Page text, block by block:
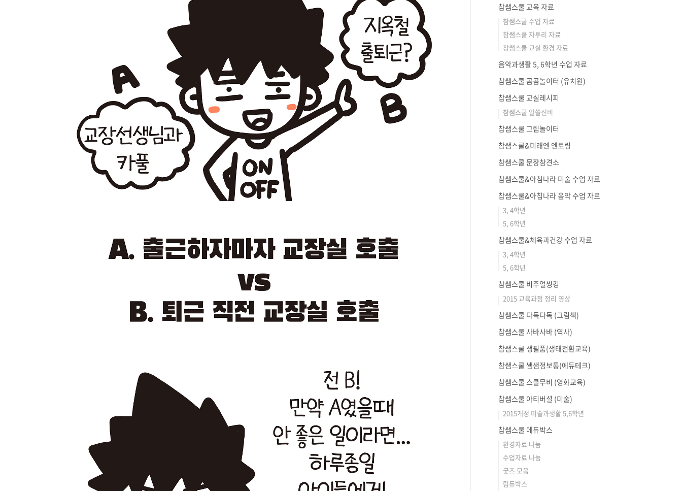
참쌤스쿨 교육 자료
참쌤스쿨 수업 자료
참쌤스쿨 자투리 자료
참쌤스쿨 교실 환경 자료
음악과생활 5, 6학년 수업 자료
참쌤스쿨 곰곰놀이터 (유치원)
참쌤스쿨 교실레시피
참쌤스쿨 알쓸신비
참쌤스쿨 그림놀이터
참쌤스쿨&미래엔 엔토링
참쌤스쿨 문장참견소
참쌤스쿨&아침나라 미술 수업 자료
참쌤스쿨&아침나라 음악 수업 자료
3, 4학년
5, 6학년
참쌤스쿨&체육과건강 수업 자료
3, 4학년
5, 6학년
참쌤스쿨 비주얼씽킹
2015 교육과정 정리 영상
참쌤스쿨 다독다독 (그림책)
참쌤스쿨 사바사바 (역사)
참쌤스쿨 생필품(생태전환교육)
참쌤스쿨 쌤샘정보통(에듀테크)
참쌤스쿨 스쿨무비 (영화교육)
참쌤스쿨 아티버셜 (미술)
2015개정 미술과생활 5,6학년
참쌤스쿨 에듀박스
환경자료 나눔
수업자료 나눔
굿즈 모음
림듀박스